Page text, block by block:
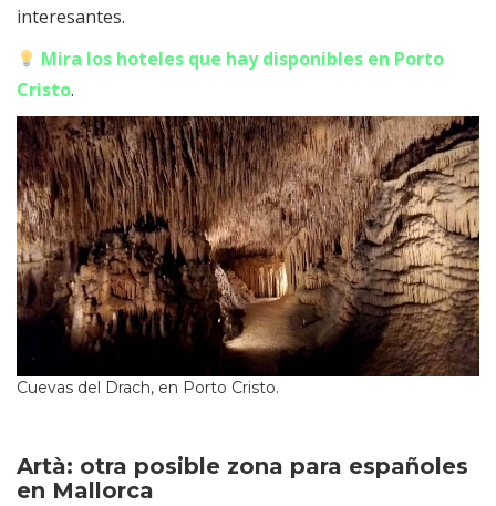
interesantes.
Mira los hoteles que hay disponibles en Porto
Cristo.
Cuevas del Drach, en Porto Cristo.
Artà: otra posible zona para españoles
en Mallorca